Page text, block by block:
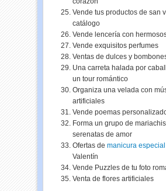
Vende tus productos de san
catálogo
Vende lencería con
Vende exquisitos perfumes
Ventas de dulces y
Una carreta halada por
un tour romántico
Organiza una velada con
artificiales
Vende poemas
Forma un grupo de
serenatas de amor
Ofertas demanicura especial
Valentín
Vende Puzzles de tu foto
Venta de flores artificiales